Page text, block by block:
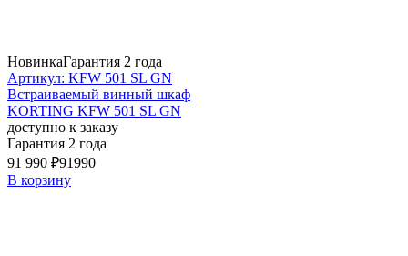
НовинкаГарантия 2 года
Артикул: KFW 501 SL GN
Встраиваемый винный шкаф
KORTING KFW 501 SL GN
доступно к заказу
Гарантия 2 года
91 990 ₽91990
В корзину